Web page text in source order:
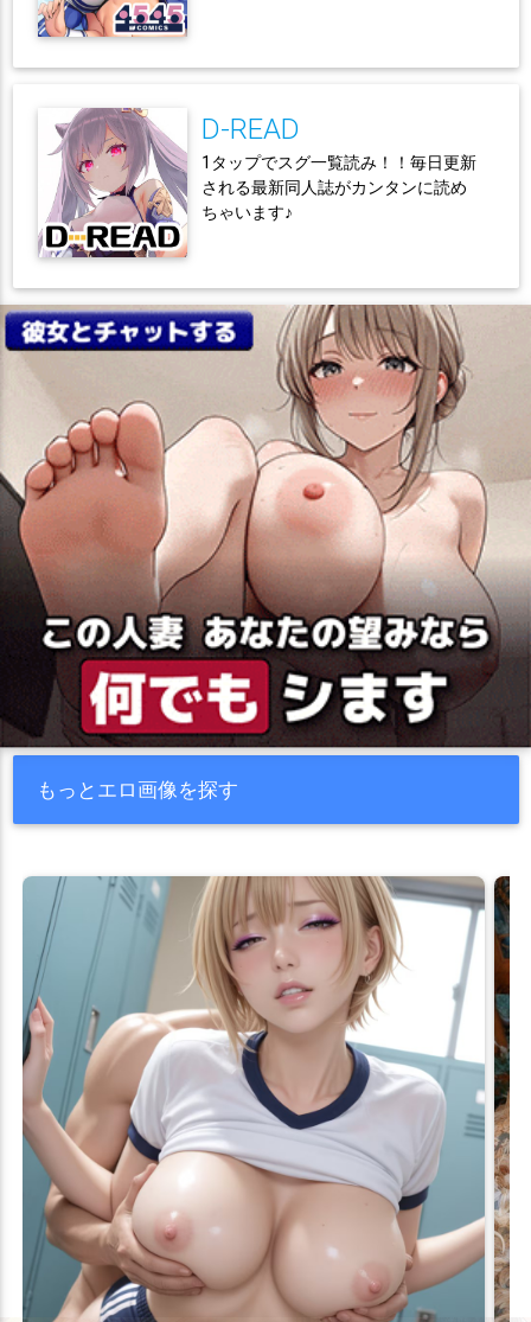
D-READ
1タップでスグ一覧読み！！毎日更新
される最新同人誌がカンタンに読め
ちゃいます♪
もっとエロ画像を探す